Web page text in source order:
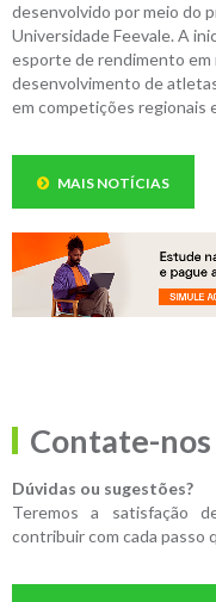
desenvolvido por meio do
Universidade Feevale. A
esporte de rendimento em
desenvolvimento de
em competições regionais
MAIS NOTÍCIAS
Contate-nos
Dúvidas ou sugestões?
Teremos a satisfação
contribuir com cada passo